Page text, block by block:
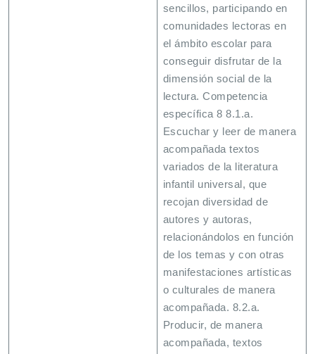
sencillos, participando en
comunidades lectoras en
el ámbito escolar para
conseguir disfrutar de la
dimensión social de la
lectura. Competencia
específica 8 8.1.a.
Escuchar y leer de manera
acompañada textos
variados de la literatura
infantil universal, que
recojan diversidad de
autores y autoras,
relacionándolos en función
de los temas y con otras
manifestaciones artísticas
o culturales de manera
acompañada. 8.2.a.
Producir, de manera
acompañada, textos